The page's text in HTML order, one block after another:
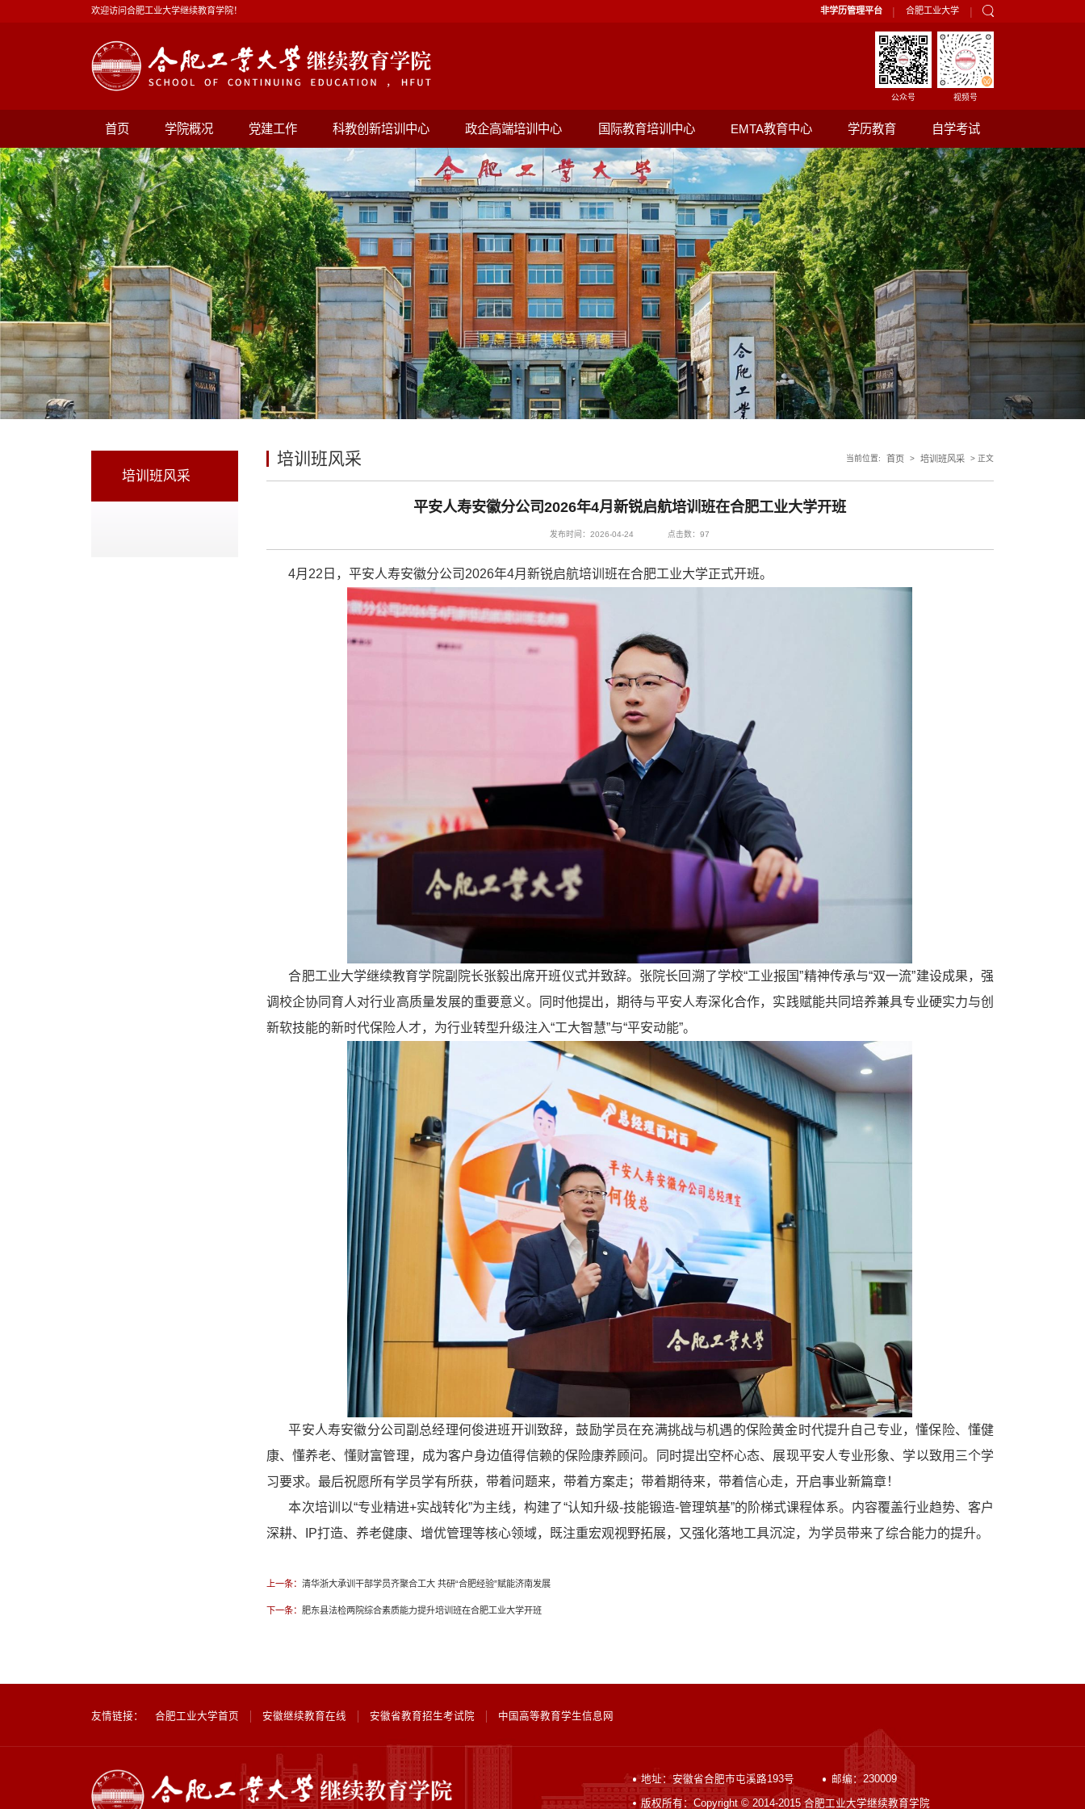
欢迎访问合肥工业大学继续教育学院！ 非学历管理平台 | 合肥工业大学 |
公众号 视频号
首页 学院概况 党建工作 科教创新培训中心 政企高端培训中心 国际教育培训中心 EMTA教育中心 学历教育 自学考试
培训班风采
培训班风采 当前位置: 首页 > 培训班风采 > 正文
平安人寿安徽分公司2026年4月新锐启航培训班在合肥工业大学开班
发布时间：2026-04-24 点击数：97
4月22日，平安人寿安徽分公司2026年4月新锐启航培训班在合肥工业大学正式开班。
合肥工业大学继续教育学院副院长张毅出席开班仪式并致辞。张院长回溯了学校“工业报国”精神传承与“双一流”建设成果，强
调校企协同育人对行业高质量发展的重要意义。同时他提出，期待与平安人寿深化合作，实践赋能共同培养兼具专业硬实力与创
新软技能的新时代保险人才，为行业转型升级注入“工大智慧”与“平安动能”。
平安人寿安徽分公司副总经理何俊进班开训致辞，鼓励学员在充满挑战与机遇的保险黄金时代提升自己专业，懂保险、懂健
康、懂养老、懂财富管理，成为客户身边值得信赖的保险康养顾问。同时提出空杯心态、展现平安人专业形象、学以致用三个学
习要求。最后祝愿所有学员学有所获，带着问题来，带着方案走；带着期待来，带着信心走，开启事业新篇章！
本次培训以“专业精进+实战转化”为主线，构建了“认知升级-技能锻造-管理筑基”的阶梯式课程体系。内容覆盖行业趋势、客户
深耕、IP打造、养老健康、增优管理等核心领域，既注重宏观视野拓展，又强化落地工具沉淀，为学员带来了综合能力的提升。
上一条： 清华浙大承训干部学员齐聚合工大 共研“合肥经验”赋能济南发展
下一条： 肥东县法检两院综合素质能力提升培训班在合肥工业大学开班
友情链接： 合肥工业大学首页 安徽继续教育在线 安徽省教育招生考试院 中国高等教育学生信息网
地址：安徽省合肥市屯溪路193号 邮编：230009
版权所有：Copyright © 2014-2015 合肥工业大学继续教育学院